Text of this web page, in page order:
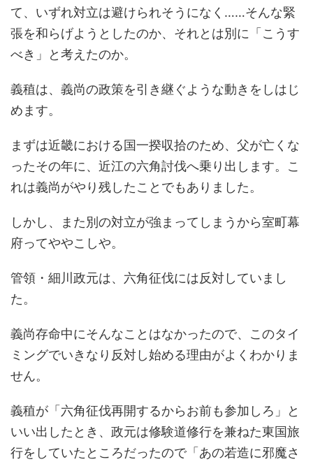
て、いずれ対立は避けられそうになく……そんな緊
張を和らげようとしたのか、それとは別に「こうす
べき」と考えたのか。
義稙は、義尚の政策を引き継ぐような動きをしはじ
めます。
まずは近畿における国一揆収拾のため、父が亡くな
ったその年に、近江の六角討伐へ乗り出します。こ
れは義尚がやり残したことでもありました。
しかし、また別の対立が強まってしまうから室町幕
府ってややこしや。
管領・細川政元は、六角征伐には反対していまし
た。
義尚存命中にそんなことはなかったので、このタイ
ミングでいきなり反対し始める理由がよくわかりま
せん。
義稙が「六角征伐再開するからお前も参加しろ」と
いい出したとき、政元は修験道修行を兼ねた東国旅
行をしていたところだったので「あの若造に邪魔さ